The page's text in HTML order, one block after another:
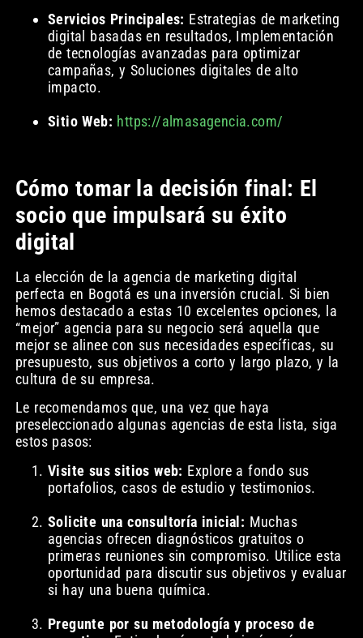
Servicios Principales: Estrategias de marketing
digital basadas en resultados, Implementación
de tecnologías avanzadas para optimizar
campañas, y Soluciones digitales de alto
impacto.
Sitio Web: https://almasagencia.com/
Cómo tomar la decisión final: El
socio que impulsará su éxito
digital
La elección de la agencia de marketing digital
perfecta en Bogotá es una inversión crucial. Si bien
hemos destacado a estas 10 excelentes opciones, la
“mejor” agencia para su negocio será aquella que
mejor se alinee con sus necesidades específicas, su
presupuesto, sus objetivos a corto y largo plazo, y la
cultura de su empresa.
Le recomendamos que, una vez que haya
preseleccionado algunas agencias de esta lista, siga
estos pasos:
Visite sus sitios web: Explore a fondo sus
portafolios, casos de estudio y testimonios.
Solicite una consultoría inicial: Muchas
agencias ofrecen diagnósticos gratuitos o
primeras reuniones sin compromiso. Utilice esta
oportunidad para discutir sus objetivos y evaluar
si hay una buena química.
Pregunte por su metodología y proceso de